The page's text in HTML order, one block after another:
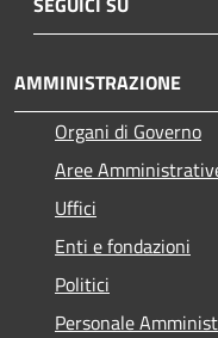
AMMINISTRAZIONE
Organi di Governo
Aree
Uffici
Enti e fondazioni
Politici
Personale